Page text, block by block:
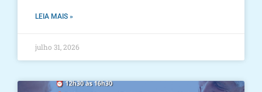
LEIA MAIS »
julho 31, 2026